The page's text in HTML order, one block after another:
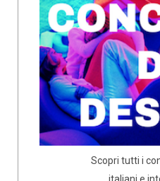
Scopri tutti i